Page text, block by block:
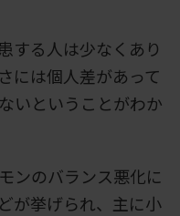
する人は少なくあり
には個人差があって
いということがわか
ンのバランス悪化に
が挙げられ、主に小